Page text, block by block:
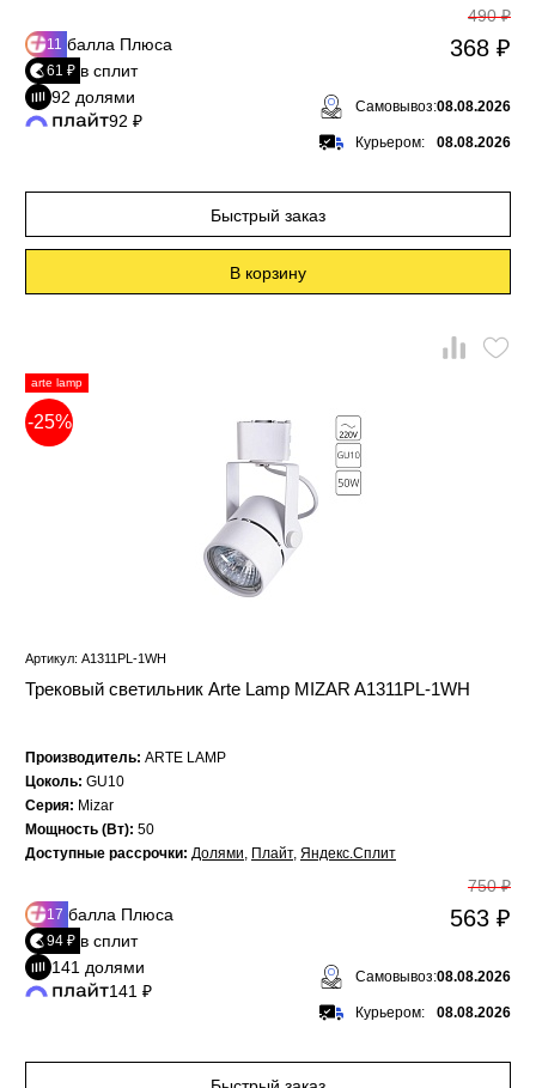
11 балла Плюса
61 ₽ в сплит
92 долями
92 ₽
490 ₽
368 ₽
Самовывоз:08.08.2026
Курьером: 08.08.2026
Быстрый заказ
В корзину
arte lamp
-25%
Артикул: A1311PL-1WH
Трековый светильник Arte Lamp MIZAR A1311PL-1WH
Производитель: ARTE LAMP
Цоколь: GU10
Серия: Mizar
Мощность (Вт): 50
Доступные рассрочки: Долями, Плайт, Яндекс.Сплит
17 балла Плюса
94 ₽ в сплит
141 долями
141 ₽
750 ₽
563 ₽
Самовывоз:08.08.2026
Курьером: 08.08.2026